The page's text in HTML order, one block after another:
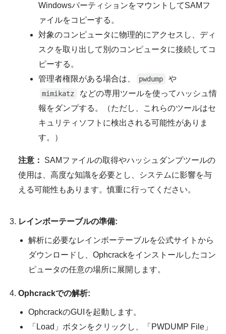
WindowsパーティションをマウントしてSAMフ
ァイルをコピーする。
対象のコンピュータに物理的にアクセスし、ディ
スクを取り出して別のコンピュータに接続してコ
ピーする。
管理者権限がある場合は、
pwdump や
mimikatz
などの専用ツールを使ってハッシュ情
報をダンプする。（ただし、これらのツールはセ
キュリティソフトに検出される可能性がありま
す。）
注意：
SAMファイルの取得やハッシュダンプツールの
使用は、高度な知識を必要とし、システムに影響を与
える可能性もあります。慎重に行ってください。
レインボーテーブルの準備:
解析に必要なレインボーテーブルを公式サイトから
ダウンロードし、Ophcrackをインストールしたコン
ピュータの任意の場所に展開します。
Ophcrackでの解析:
OphcrackのGUIを起動します。
「Load」ボタンをクリックし、「PWDUMP File」